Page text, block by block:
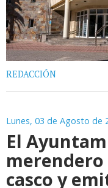
REDACCIÓN
Lunes, 03 de Agosto de
El
merendero
casco y